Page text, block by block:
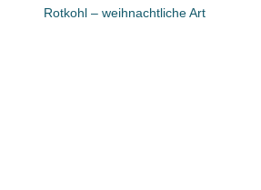
Rotkohl – weihnachtliche Art